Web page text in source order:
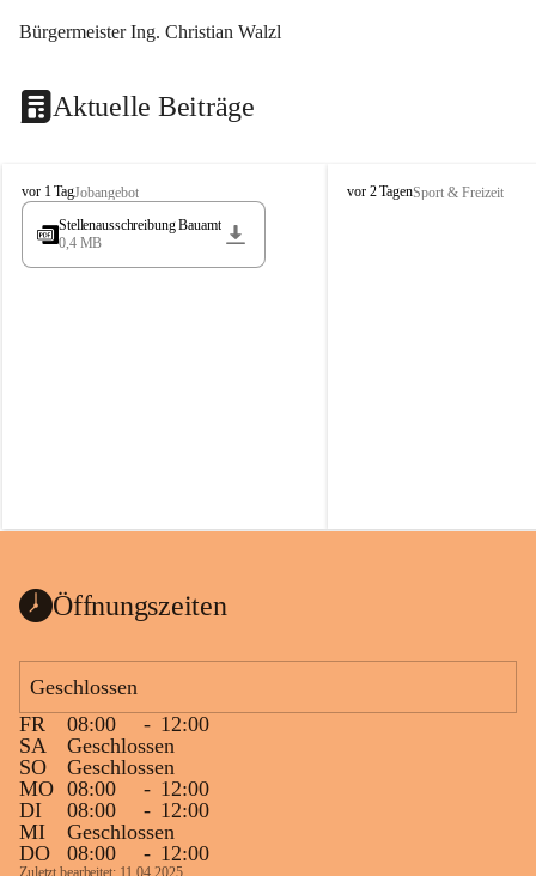
Bürgermeister Ing. Christian Walzl
Aktuelle Beiträge
S
t
s
vor 1 TagJobangebot
Stellenausschreibung Bauamt
0,4 MB
S
vor 2 TagenSport & Freizeit
Öffnungszeiten
Geschlossen
FR
08:00 - 12:00
SA
Geschlossen
SO
Geschlossen
MO 08:00 - 12:00
DI
08:00 - 12:00
MI
Geschlossen
DO
08:00 - 12:00
Zuletzt bearbeitet: 11.04.2025